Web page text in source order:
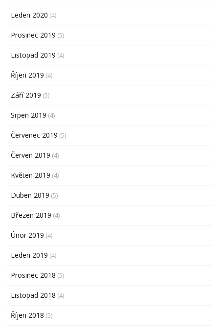
Leden 2020 (4)
Prosinec 2019 (5)
Listopad 2019 (4)
Říjen 2019 (4)
Září 2019 (5)
Srpen 2019 (4)
Červenec 2019 (5)
Červen 2019 (4)
Květen 2019 (4)
Duben 2019 (5)
Březen 2019 (4)
Únor 2019 (4)
Leden 2019 (4)
Prosinec 2018 (5)
Listopad 2018 (4)
Říjen 2018 (5)